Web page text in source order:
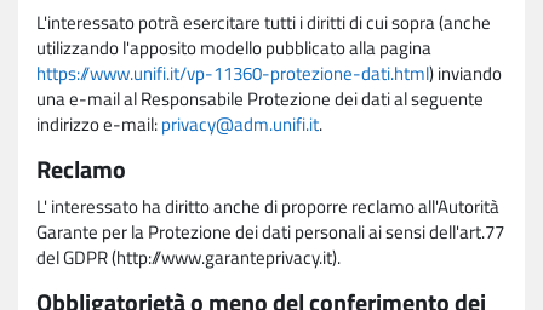
L'interessato potrà esercitare tutti i diritti di cui sopra (anche
utilizzando l'apposito modello pubblicato alla pagina
https://www.unifi.it/vp-11360-protezione-dati.html) inviando
una e-mail al Responsabile Protezione dei dati al seguente
indirizzo e-mail:privacy@adm.unifi.it.
Reclamo
L' interessato ha diritto anche di proporre reclamo all'Autorità
Garante per la Protezione dei dati personali ai sensi dell'art.77
del GDPR (http://www.garanteprivacy.it).
Obbligatorietà o meno del conferimento dei